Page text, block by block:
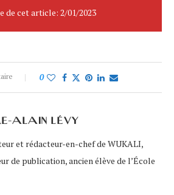
de cet article: 2/01/2023
0
ALAIN LÉVY
et rédacteur-en-chef de WUKALI,
de publication, ancien élève de l’École